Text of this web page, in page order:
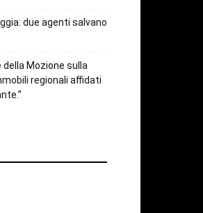
due agenti salvano
della Mozione sulla
regionali affidati